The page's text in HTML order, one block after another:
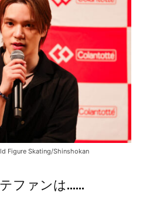
Figure Skating/Shinshokan
ファンは……